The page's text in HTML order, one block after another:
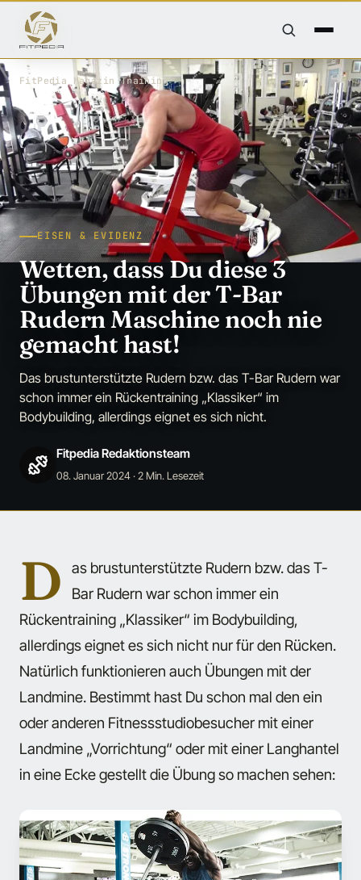
FitPedia Magazin /Training
EISEN & EVIDENZ
Wetten, dass Du diese 3
Übungen mit der T-Bar
Rudern Maschine noch nie
gemacht hast!
Das brustunterstützte Rudern bzw. das T-Bar Rudern war
schon immer ein Rückentraining „Klassiker“ im
Bodybuilding, allerdings eignet es sich nicht.
Fitpedia Redaktionsteam
08. Januar 2024· 2 Min. Lesezeit
D
as brustunterstützte Rudern bzw. das T-
Bar Rudern war schon immer ein
Rückentraining „Klassiker“ im Bodybuilding,
allerdings eignet es sich nicht nur für den Rücken.
Natürlich funktionieren auch Übungen mit der
Landmine. Bestimmt hast Du schon mal den ein
oder anderen Fitnessstudiobesucher mit einer
Landmine „Vorrichtung“ oder mit einer Langhantel
in eine Ecke gestellt die Übung so machen sehen: